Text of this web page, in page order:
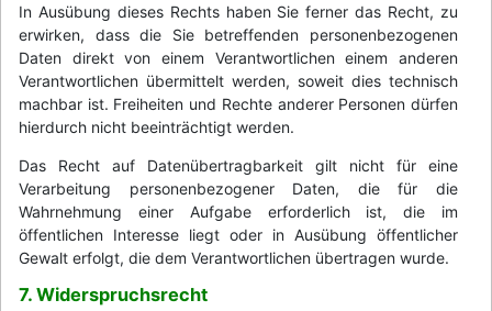
In Ausübung dieses Rechts haben Sie ferner das Recht, zu
erwirken, dass die Sie betreffenden personenbezogenen
Daten direkt von einem Verantwortlichen einem anderen
Verantwortlichen übermittelt werden, soweit dies technisch
machbar ist. Freiheiten und Rechte anderer Personen dürfen
hierdurch nicht beeinträchtigt werden.
Das Recht auf Datenübertragbarkeit gilt nicht für eine
Verarbeitung personenbezogener Daten, die für die
Wahrnehmung einer Aufgabe erforderlich ist, die im
öffentlichen Interesse liegt oder in Ausübung öffentlicher
Gewalt erfolgt, die dem Verantwortlichen übertragen wurde.
7. Widerspruchsrecht